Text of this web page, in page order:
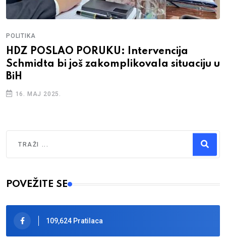
POLITIKA
HDZ POSLAO PORUKU: Intervencija
Schmidta bi još zakomplikovala situaciju u
BiH
16. MAJ 2025.
Type 2 or more characters for results.
POVEŽITE SE
109,624 Pratilaca